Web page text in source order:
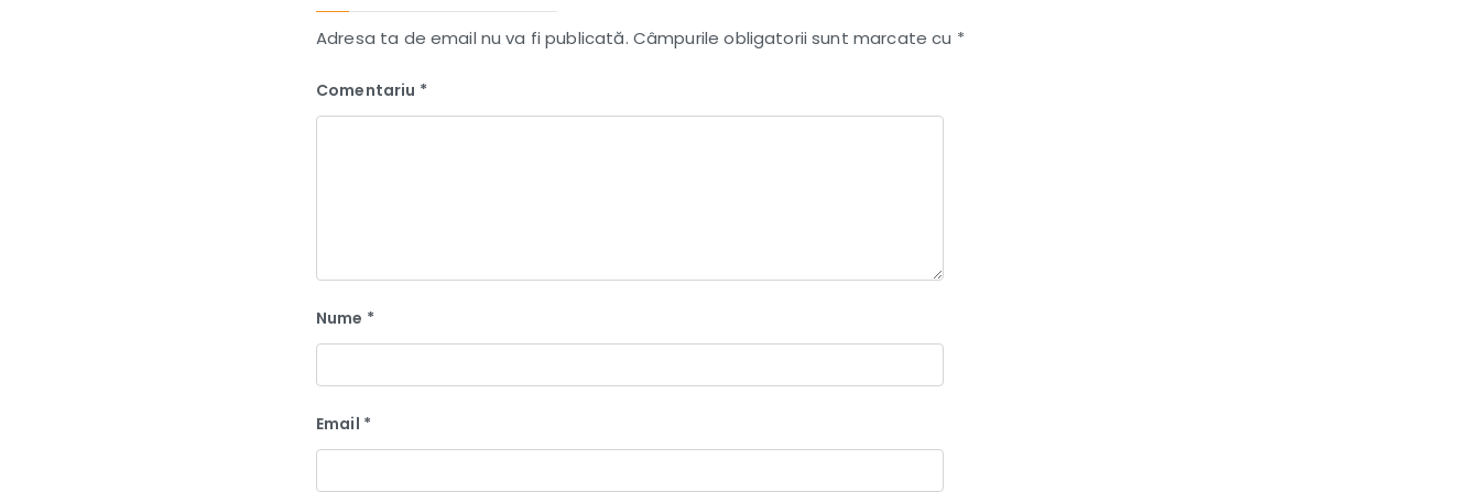
Adresa ta de email nu va fi publicată. Câmpurile obligatorii sunt marcate cu *
Comentariu *
Nume *
Email *